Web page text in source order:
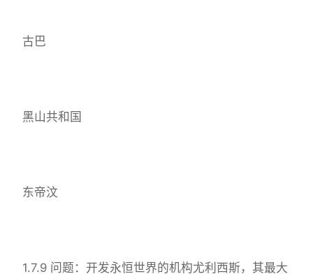
古巴
黑山共和国
东帝汶
1.7.9 问题：开发永恒世界的机构尤利西斯，其最大